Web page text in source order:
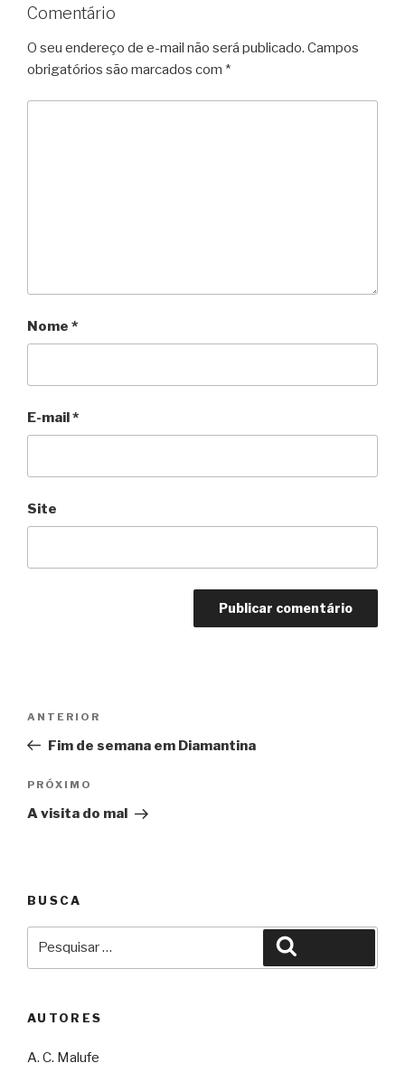
Comentário
O seu endereço de e-mail não será publicado. Campos
obrigatórios são marcados com *
Nome *
E-mail*
Site
Post
Anterior
ANTERIOR
Fim de semana em Diamantina
Próximo
PRÓXIMO
A visita do mal
BUSCA
AUTORES
A. C. Malufe